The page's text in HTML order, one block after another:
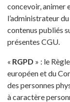
concevoir, animer
l’administrateur
contenus publiés
présentes CGU.
« RGPD » : le
européen et du
des personnes
à caractère